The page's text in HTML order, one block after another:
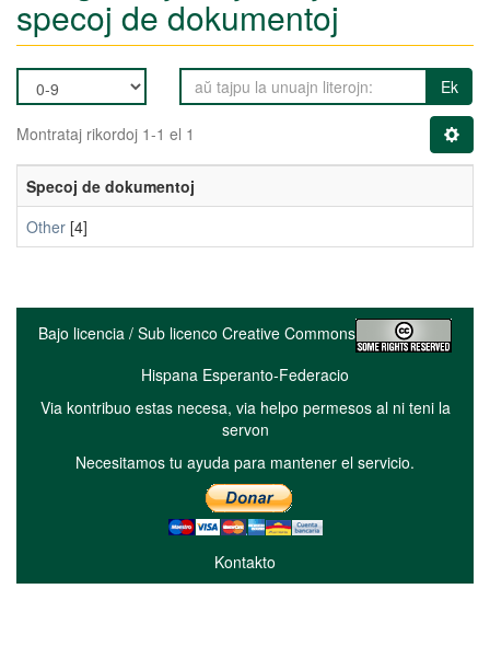
specoj de dokumentoj
Ek
Montrataj rikordoj 1-1 el 1
Specoj de dokumentoj
Other [4]
Bajo licencia / Sub licenco Creative Commons
Hispana Esperanto-Federacio
Via kontribuo estas necesa, via helpo permesos al ni teni la
servon
Necesitamos tu ayuda para mantener el servicio.
Kontakto